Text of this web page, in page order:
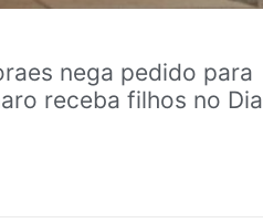
nega pedido para
receba filhos no Dia